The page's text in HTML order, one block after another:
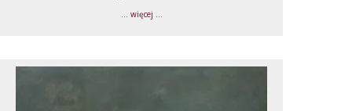
... więcej ...